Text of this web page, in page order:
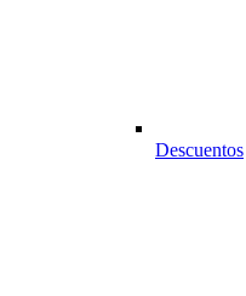
Descuentos